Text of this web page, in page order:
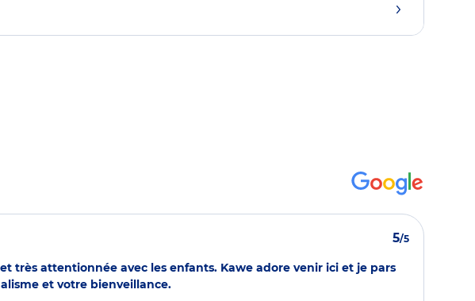
5/5
très attentionnée avec les enfants. Kawe adore venir ici et je pars
et votre bienveillance.